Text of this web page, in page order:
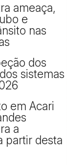
ameaça,
e
nas
dos
sistemas
em Acari
a
partir desta